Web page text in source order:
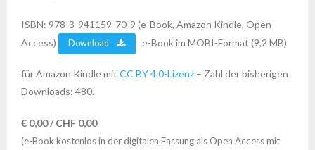
ISBN: 978-3-941159-70-9 (e-Book, Amazon Kindle, Open
Access)
Download e-Book im MOBI-Format (9,2 MB)
für Amazon Kindle mit CC BY 4.0-Lizenz – Zahl der bisherigen
Downloads: 480.
€ 0,00 / CHF 0,00
(e-Book kostenlos in der digitalen Fassung als Open Access mit